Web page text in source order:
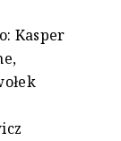
Kasper